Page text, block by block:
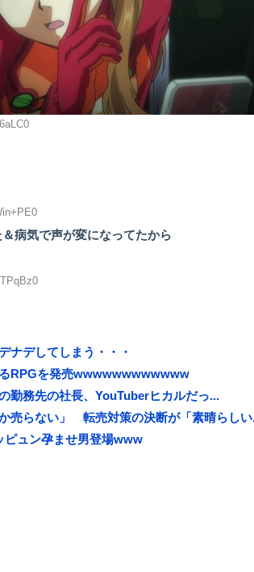
病気で声が変になってたから
ナデしてしまう・・・
るRPGを発売wwwwwwwwwwww
勤務先の社長、YouTuberヒカルだっ...
売らない」 転売対策の決断が「素晴らし
ピュン孕ませ男登場www